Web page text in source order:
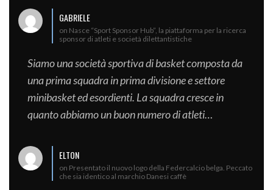
GABRIELE
on Nasce “Sport Sponsor Hub”, la piattaforma per la ricerca
sponsor di atleti e società dilettantistiche
Siamo una società sportiva di basket composta da
una prima squadra in prima divisione e settore
minibasket ed esordienti. La squadra cresce in
quanto abbiamo un buon numero di atleti…
ELTON
on Presentato il nuovo logo della Federcalcio belga. Peccato
che sia identico al marchio Danesi caffè